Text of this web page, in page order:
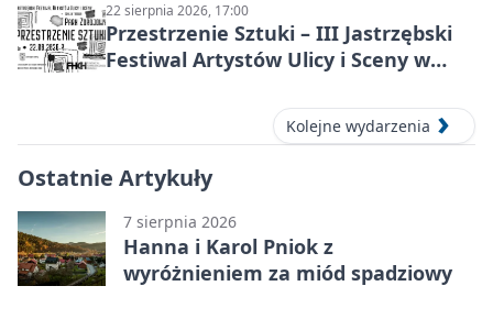
22 sierpnia 2026, 17:00
Przestrzenie Sztuki – III Jastrzębski
Festiwal Artystów Ulicy i Sceny w
Kolejne wydarzenia
Ostatnie Artykuły
7 sierpnia 2026
Hanna i Karol Pniok z
wyróżnieniem za miód spadziowy